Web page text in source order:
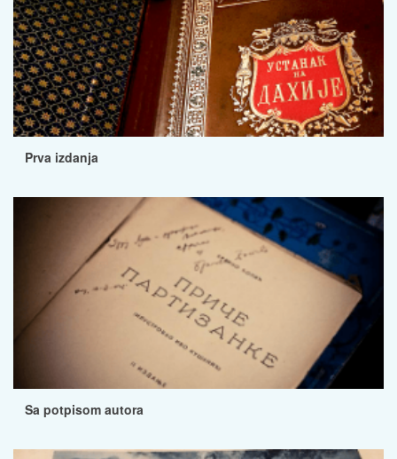
Prva izdanja
Sa potpisom autora